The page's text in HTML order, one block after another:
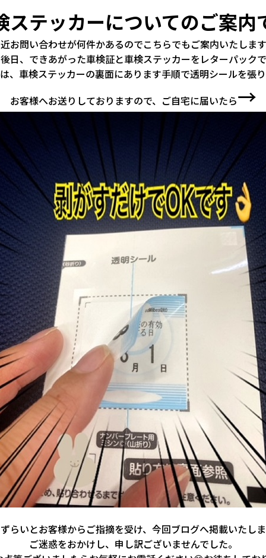
ステッカーについてのご案内
お問い合わせが何件かあるのでこちらでもご案内いたしま
日、できあがった車検証と車検ステッカーをレターパック
、車検ステッカーの裏面にあります手順で透明シールを張
お客様へお送りしておりますので、ご自宅に届いたら→
らいとお客様からご指摘を受け、今回ブログへ掲載いたし
ご迷惑をおかけし、申し訳ございませんでした。